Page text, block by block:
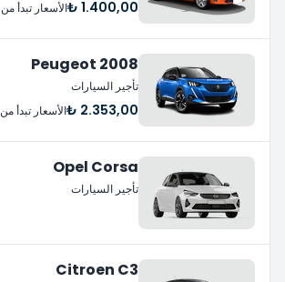
1.400,00 ₺ الأسعار تبدأ من
Peugeot 2008
تأجير السيارات
2.353,00 ₺ الأسعار تبدأ من
Opel Corsa
تأجير السيارات
Citroen C3